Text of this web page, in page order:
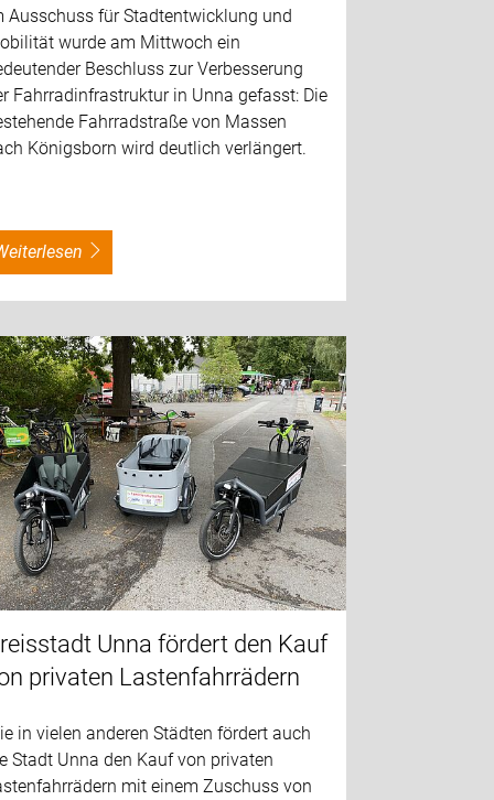
Ausschuss für Stadtentwicklung und
wurde am Mittwoch ein
Beschluss zur Verbesserung
Fahrradinfrastruktur in Unna gefasst: Die
Fahrradstraße von Massen
Königsborn wird deutlich verlängert.
weiterlesen
Unna fördert den Kauf
privaten Lastenfahrrädern
in vielen anderen Städten fördert auch
Stadt Unna den Kauf von privaten
mit einem Zuschuss von